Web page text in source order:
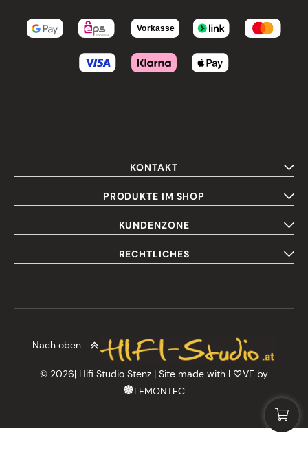
KONTAKT
PRODUKTE IM SHOP
KUNDENZONE
RECHTLICHES
Nach oben
© 2026| Hifi Studio Stenz | Site made with L
VE by
LEMONTEC